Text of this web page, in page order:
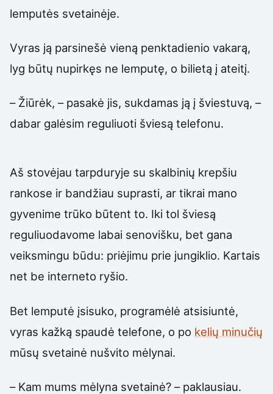
lemputės svetainėje.
Vyras ją parsinešė vieną penktadienio vakarą,
lyg būtų nupirkęs ne lemputę, o bilietą į ateitį.
– Žiūrėk, – pasakė jis, sukdamas ją į šviestuvą, –
dabar galėsim reguliuoti šviesą telefonu.
Aš stovėjau tarpduryje su skalbinių krepšiu
rankose ir bandžiau suprasti, ar tikrai mano
gyvenime trūko būtent to. Iki tol šviesą
reguliuodavome labai senovišku, bet gana
veiksmingu būdu: priėjimu prie jungiklio. Kartais
net be interneto ryšio.
Bet lemputė įsisuko, programėlė atsisiuntė,
vyras kažką spaudė telefone, o po kelių minučių
mūsų svetainė nušvito mėlynai.
– Kam mums mėlyna svetainė? – paklausiau.